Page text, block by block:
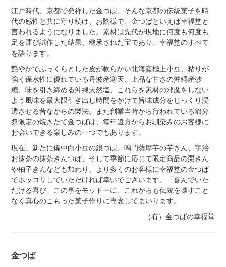
江戸時代、京都で発祥した金つば、そんな京都の伝統菓子を時
代の感性と共に守り続け、お陰様で、金つばといえば幸福堂と
言われるようになりました。素材は先代が現地に何度も何度も
足を運び試作した結果、継承された宝であり、幸福堂のすべて
を語ります。
艶やかでふっくらとした皮が軟らかい北海産極上小豆、粘りが
強く保水性に優れている丹波産寒天、上品な甘さの沖縄産砂
糖、味を引き締める沖縄天然塩、これらを素材の邪魔をしない
よう風味を最大限引き出し時間をかけて旨味成分をじっくり浸
透させる昔ながらの製法。また創業当時から行われている節分
祭限定の焼きたて金つばは、毎年遠方からお馴染みのお客様に
お会いできる楽しみの一つでもあります。
現在、新たに備中白小豆の銀つば、鳴門薩摩芋の芋きん、宇治
お抹茶の抹茶きんつば、そして季節に応じて限定商品の栗きん
や柚子きんなども加わり、より多くのお客様に幸福堂の金つば
でホッコリしていただければ幸いでございます。「喜んでいた
だける喜び」この事をモットーに、これからも伝統を壊すこと
なく真心のこもった菓子作りに専念してまいります。
（有）金つばの幸福堂
金つば